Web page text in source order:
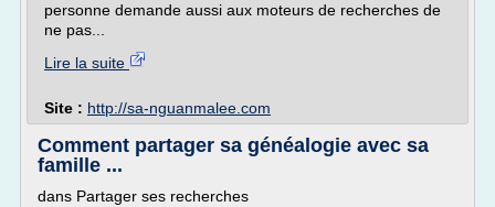
personne demande aussi aux moteurs de recherches de
ne pas...
Lire la suite
Site : http://sa-nguanmalee.com
Comment partager sa généalogie avec sa
famille ...
dans Partager ses recherches